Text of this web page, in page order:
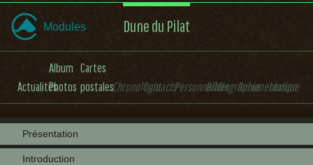
Modules Dune du Pilat
Actualités
Album
Photos
Cartes
postalesChronologieContactsPersonnalitésBibliographieDocumentation
Lexique
Présentation
Introduction